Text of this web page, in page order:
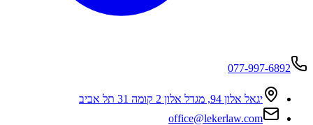
077-997-6892
יגאל אלון 94, מגדל אלון 2 קומה 31 תל אביב
office@lekerlaw.com